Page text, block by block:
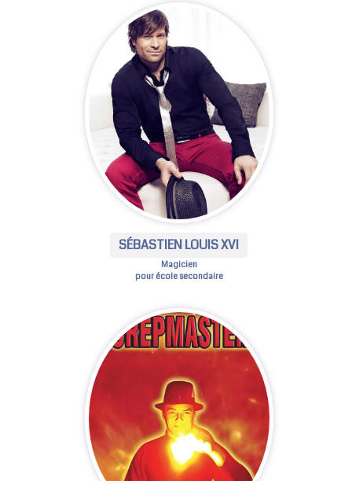
SÉBASTIEN LOUIS XVI
Magicien
pour école secondaire